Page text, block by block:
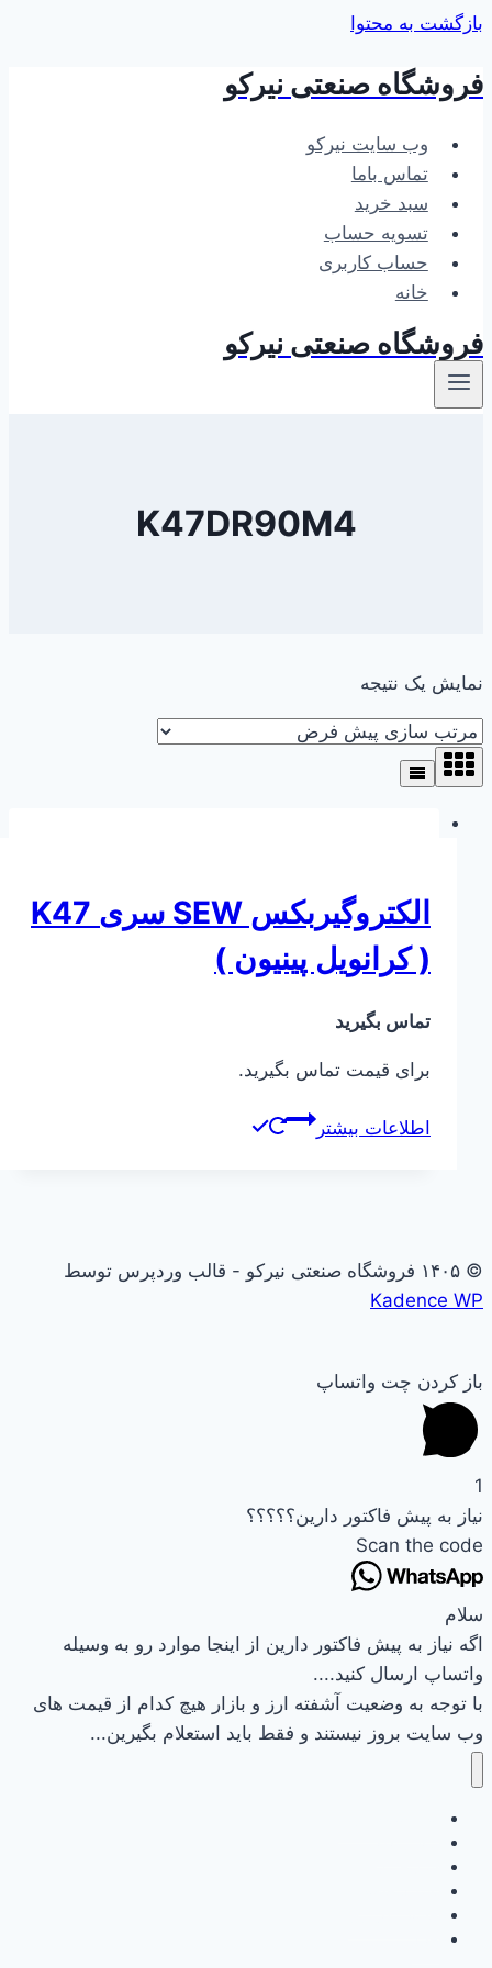
بازگشت به محتوا
فروشگاه صنعتی نیرکو
وب سایت نیرکو
تماس باما
سبد خرید
تسویه حساب
حساب کاربری
خانه
فروشگاه صنعتی نیرکو
K47DR90M4
نمایش یک نتیجه
الکتروگیربکس SEW سری K47
( کرانویل پینیون )
تماس بگیرید
برای قیمت تماس بگیرید.
اطلاعات بیشتر
© ۱۴۰۵ فروشگاه صنعتی نیرکو - قالب وردپرس توسط
Kadence WP
باز کردن چت واتساپ
1
نیاز به پیش فاکتور دارین؟؟؟؟؟
Scan the code
سلام
اگه نیاز به پیش فاکتور دارین از اینجا موارد رو به وسیله
واتساپ ارسال کنید....
با توجه به وضعیت آشفته ارز و بازار هیچ کدام از قیمت های
وب سایت بروز نیستند و فقط باید استعلام بگیرین...